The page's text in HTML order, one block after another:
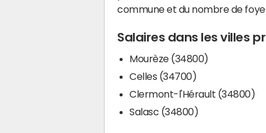
commune et du nombre de
Salaires dans les villes
Mourèze (34800)
Celles (34700)
Clermont-l'Hérault (34800)
Salasc (34800)